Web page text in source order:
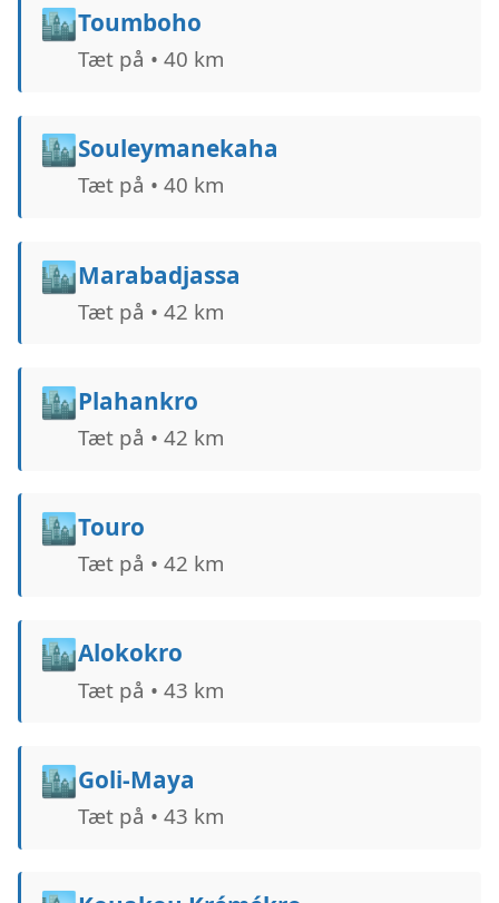
🏙️Toumboho
Tæt på • 40 km
🏙️Souleymanekaha
Tæt på • 40 km
🏙️Marabadjassa
Tæt på • 42 km
🏙️Plahankro
Tæt på • 42 km
🏙️Touro
Tæt på • 42 km
🏙️Alokokro
Tæt på • 43 km
🏙️Goli-Maya
Tæt på • 43 km